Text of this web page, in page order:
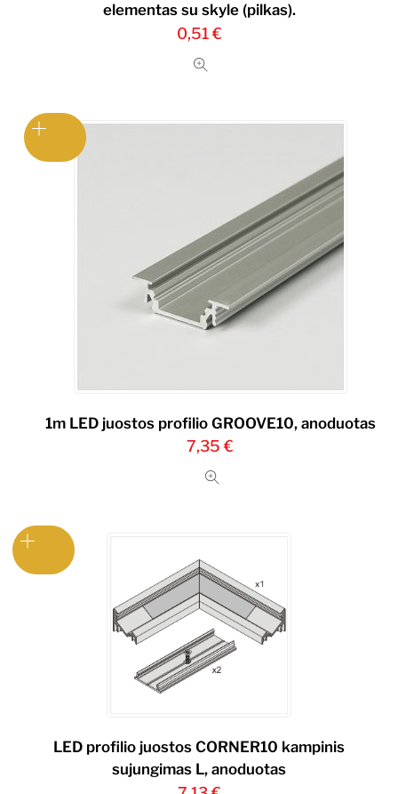
elementas su skyle (pilkas).
0,51€
1m LED juostos profilio GROOVE10, anoduotas
7,35€
LED profilio juostos CORNER10 kampinis
sujungimas L, anoduotas